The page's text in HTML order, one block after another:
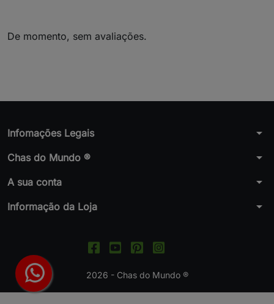
De momento, sem avaliações.
Infomações Legais arrow_drop_down
Chas do Mundo ® arrow_drop_down
A sua conta arrow_drop_down
Informação da Loja arrow_drop_down
2026 - Chas do Mundo ®